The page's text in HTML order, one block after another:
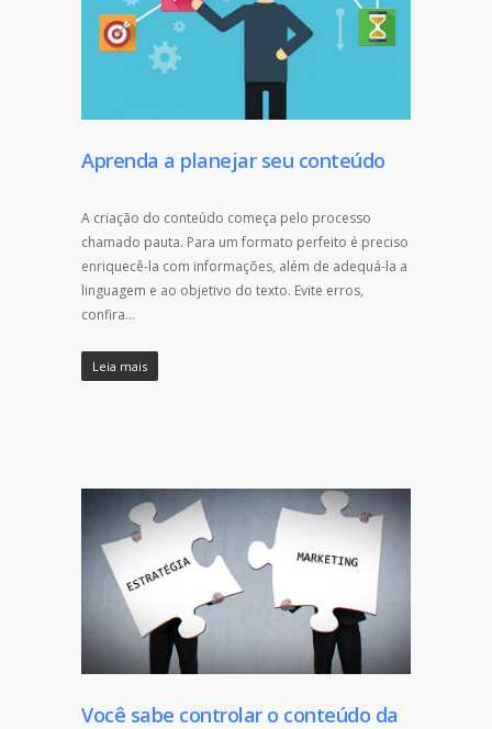
Aprenda a planejar seu conteúdo
A criação do conteúdo começa pelo processo
chamado pauta. Para um formato perfeito é preciso
enriquecê-la com informações, além de adequá-la a
linguagem e ao objetivo do texto. Evite erros,
confira…
Leia mais
Você sabe controlar o conteúdo da